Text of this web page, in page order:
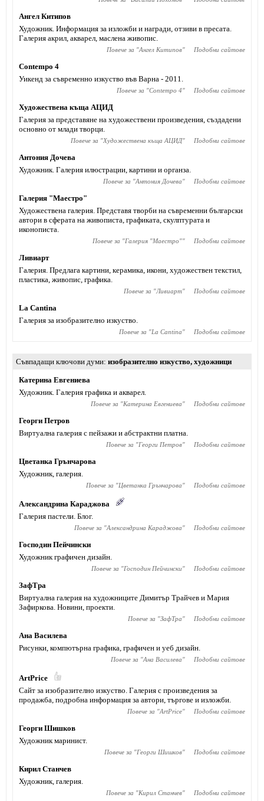
Ангел Китипов
Художник. Информация за изложби и награди, отзиви в пресата.
Галерия акрил, акварел, маслена живопис.
Повече за "Ангел Китипов" Подобни сайтове
Contempo 4
Уикенд за съвременно изкуство във Варна - 2011.
Повече за "Contempo 4" Подобни сайтове
Художествена къща АЦИД
Галерия за представяне на художествени произведения, създадени
основно от млади творци.
Повече за "Художествена къща АЦИД" Подобни сайтове
Антония Дочева
Художник. Галерия илюстрации, картини и органза.
Повече за "Антония Дочева" Подобни сайтове
Галерия "Маестро"
Художествена галерия. Представя творби на съвременни български
автори в сферата на живописта, графиката, скулптурата и
иконописта.
Повече за "Галерия "Маестро"" Подобни сайтове
Ливиарт
Галерия. Предлага картини, керамика, икони, художествен текстил,
пластика, живопис, графика.
Повече за "Ливиарт" Подобни сайтове
La Cantina
Галерия за изобразително изкуство.
Повече за "La Cantina" Подобни сайтове
Съвпадащи ключови думи изобразително изкуство, художници
Катерина Евгениева
Художник. Галерия графика и акварел.
Повече за "Катерина Евгениева" Подобни сайтове
Георги Петров
Виртуална галерия с пейзажи и абстрактни платна.
Повече за "Георги Петров" Подобни сайтове
Цветанка Грънчарова
Художник, галерия.
Повече за "Цветанка Грънчарова" Подобни сайтове
Александрина Караджова
Галерия пастели. Блог.
Повече за "Александрина Караджова" Подобни сайтове
Господин Пейчински
Художник графичен дизайн.
Повече за "Господин Пейчински" Подобни сайтове
ЗафТра
Виртуална галерия на художниците Димитър Трайчев и Мария
Зафиркова. Новини, проекти.
Повече за "ЗафТра" Подобни сайтове
Ана Василева
Рисунки, компютърна графика, графичен и уеб дизайн.
Повече за "Ана Василева" Подобни сайтове
ArtPrice
Сайт за изобразително изкуство. Галерия с произведения за
продажба, подробна информация за автори, търгове и изложби.
Повече за "ArtPrice" Подобни сайтове
Георги Шишков
Художник маринист.
Повече за "Георги Шишков" Подобни сайтове
Кирил Станчев
Художник, галерия.
Повече за "Кирил Станчев" Подобни сайтове